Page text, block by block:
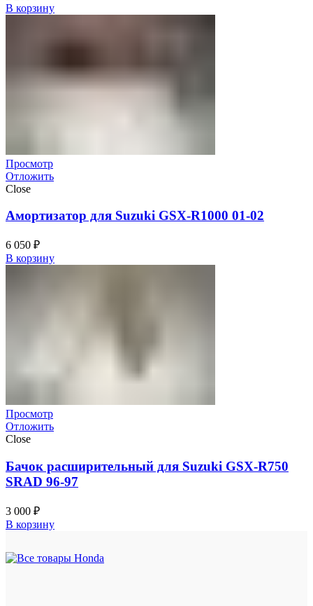
В корзину
Просмотр
Отложить
Close
Амортизатор для Suzuki GSX-R1000 01-02
6 050 ₽
В корзину
Просмотр
Отложить
Close
Бачок расширительный для Suzuki GSX-R750
SRAD 96-97
3 000 ₽
В корзину